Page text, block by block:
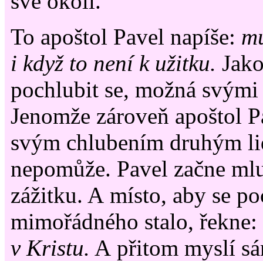
To apoštol Pavel napíše:
i když to není k užitku.
pochlubit se, možná
Jenomže zároveň apoštol
svým chlubením druhým
nepomůže. Pavel začne
zážitku. A místo, aby se
mimořádného stalo, řekne:
v Kristu. A přitom myslí